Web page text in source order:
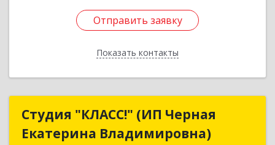
Отправить заявку
Показать контакты
Отправить заявку
Назад
Студия "КЛАСС!" (ИП Черная
Екатерина Владимировна)
Студия "КЛАСС!" (ИП Черная
Екатерина Владимировна)